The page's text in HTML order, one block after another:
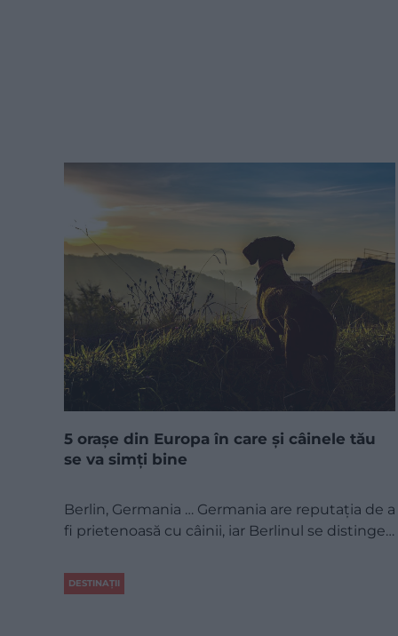
5 orașe din Europa în care și câinele tău
se va simți bine
Berlin, Germania … Germania are reputația de a
fi prietenoasă cu câinii, iar Berlinul se distinge…
DESTINAȚII